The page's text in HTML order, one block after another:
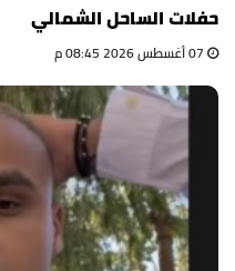
حفلات الساحل الشمالي